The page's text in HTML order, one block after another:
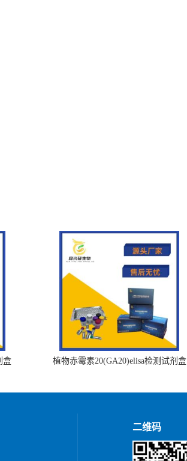
盒 植物赤霉素20(GA20)elisa检测试剂盒
二维码